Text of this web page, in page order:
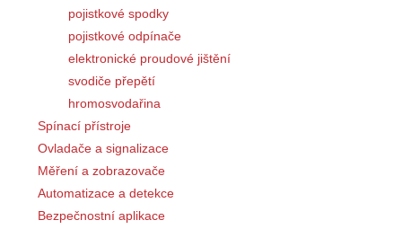
pojistkové spodky
pojistkové odpínače
elektronické proudové jištění
svodiče přepětí
hromosvodařina
Spínací přístroje
Ovladače a signalizace
Měření a zobrazovače
Automatizace a detekce
Bezpečnostní aplikace